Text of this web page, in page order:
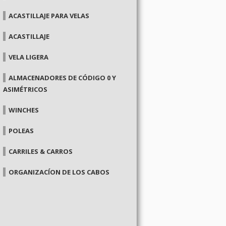
ACASTILLAJE PARA VELAS
ACASTILLAJE
VELA LIGERA
ALMACENADORES DE CÓDIGO 0 Y
ASIMÉTRICOS
WINCHES
POLEAS
CARRILES & CARROS
ORGANIZACÍON DE LOS CABOS